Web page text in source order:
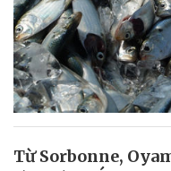
Từ Sorbonne,